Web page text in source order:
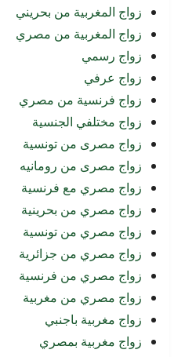
زواج المغربية من بحريني
زواج المغربية من مصري
زواج رسمي
زواج عرفي
زواج فرنسية من مصري
زواج مختلفي الجنسية
زواج مصرى من تونسية
زواج مصرى من رومانيه
زواج مصري مع فرنسية
زواج مصري من بحرينية
زواج مصري من تونسية
زواج مصري من جزائرية
زواج مصري من فرنسية
زواج مصري من مغربية
زواج مغربية باجنبي
زواج مغربية بمصري